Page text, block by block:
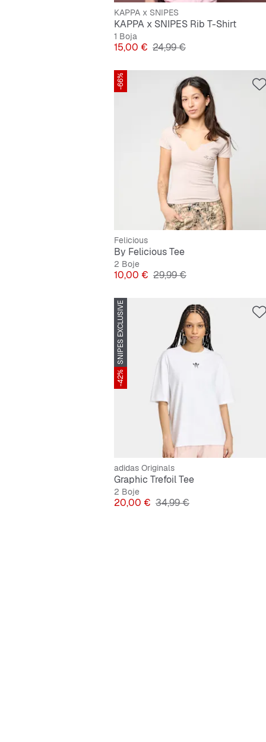
KAPPA x SNIPES
KAPPA x SNIPES Rib T-Shirt
1 Boja
Cijena
15,00 € Originalna cijena
24,99 €
-66%
Felicious
By Felicious Tee
2 Boje
Cijena
10,00 € Originalna cijena
29,99 €
SNIPES EXCLUSIVE
-42%
adidas Originals
Graphic Trefoil Tee
2 Boje
Cijena
20,00 € Originalna cijena
34,99 €